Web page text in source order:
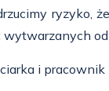
ryzyko,